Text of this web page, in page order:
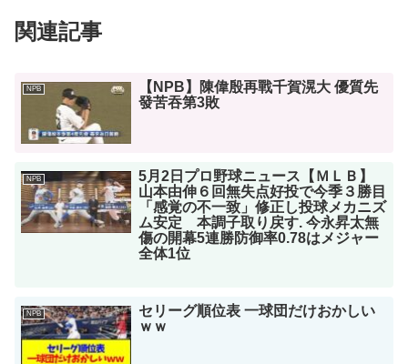
関連記事
NPB
【NPB】陳偉殷再戰千賀滉大 優質先
發苦吞第3敗
NPB
5月2日プロ野球ニュース【ＭＬＢ】
山本由伸６回無失点好投で今季３勝目
「感覚の不一致」修正し投球メカニズ
ム安定 本調子取り戻す. 今永昇太無
傷の開幕5連勝防御率0.78はメジャー
全体1位
NPB
セリーグ順位表 一球団だけおかしい
ｗｗ